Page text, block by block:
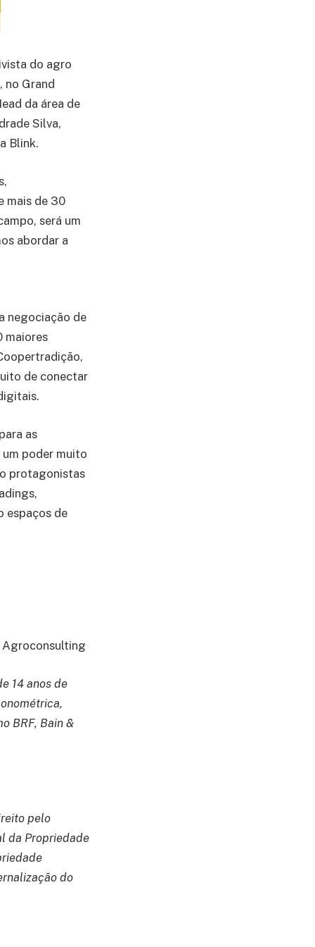
do agro
, no Grand
da área de
Silva,
Blink.
mais de 30
será um
abordar a
negociação de
maiores
de conectar
as
poder muito
protagonistas
espaços de
Agroconsulting
14 anos de
BRF, Bain &
pelo
da Propriedade
do